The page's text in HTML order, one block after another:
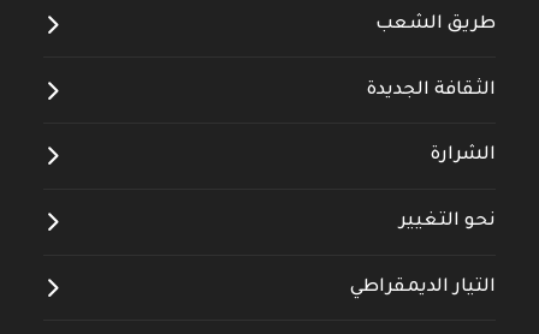
طريق الشعب
الثقافة الجديدة
الشرارة
نحو التغيير
التيار الديمقراطي